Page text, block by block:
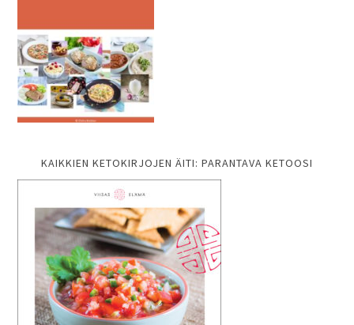
KAIKKIEN KETOKIRJOJEN ÄITI: PARANTAVA KETOOSI